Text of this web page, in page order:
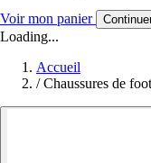
Voir mon panier
Loading...
Accueil
/ Chaussures de